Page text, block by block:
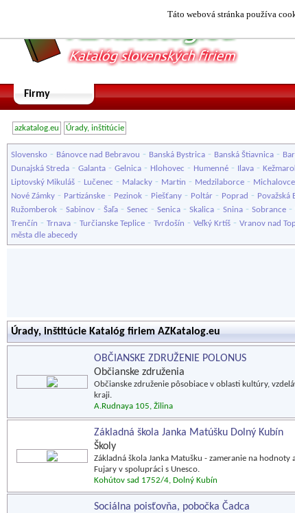
Táto webová stránka používa
Firmy
azkatalog.eu Úrady, inštitúcie
Slovensko - Bánovce nad Bebravou - Banská Bystrica - Banská Štiavnica -
Dunajská Streda - Galanta - Gelnica - Hlohovec - Humenné - Ilava -
Liptovský Mikuláš - Lučenec - Malacky - Martin - Medzilaborce - Michalovce
Nové Zámky - Partizánske - Pezinok - Piešťany - Poltár - Poprad - Považská
Ružomberok - Sabinov - Šaľa - Senec - Senica - Skalica - Snina - Sobrance -
Trenčín - Trnava - Turčianske Teplice - Tvrdošín - Veľký Krtíš - Vranov nad
města dle abecedy
Úrady, inštitúcie Katalóg firiem AZKatalog.eu
OBČIANSKE ZDRUŽENIE POLONUS
Občianske združenia
Občianske združenie pôsobiace v oblasti kultúry,
kraji.
A.Rudnaya 105, Žilina
Základná škola Janka Matúšku Dolný Kubín
Školy
Základná škola Janka Matušku - zameranie na
Fujary v spolupráci s Unesco.
Kohútov sad 1752/4, Dolný Kubín
Sociálna poisťovňa, pobočka Čadca